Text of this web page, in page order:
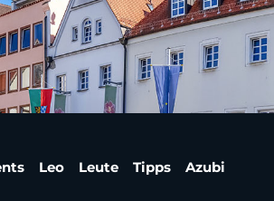
im Loop:
Leo Leute Tipps Azubi